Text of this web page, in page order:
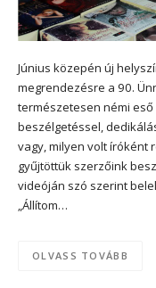
Június közepén új
megrendezésre a 90.
természetesen némi
beszélgetéssel,
vagy, milyen volt íróként
gyűjtöttük szerzőink
videóján szó szerint
„Állítom…
OLVASS TOVÁBB